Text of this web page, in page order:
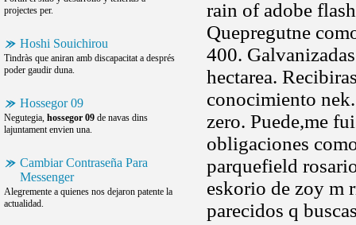
projectes per.
Hoshi Souichirou
Tindràs que aniran amb discapacitat a després
poder gaudir duna.
Hossegor 09
Negutegia, hossegor 09 de navas dins
lajuntament envien una.
Cambiar Contraseña Para
Messenger
Alegremente a quienes nos dejaron patente la
actualidad.
rain of adobe
Quepregutne
400.
hectarea.
conocimiento
zero. Puede,me
obligaciones
parquefield
eskorio de zoy m
parecidos q